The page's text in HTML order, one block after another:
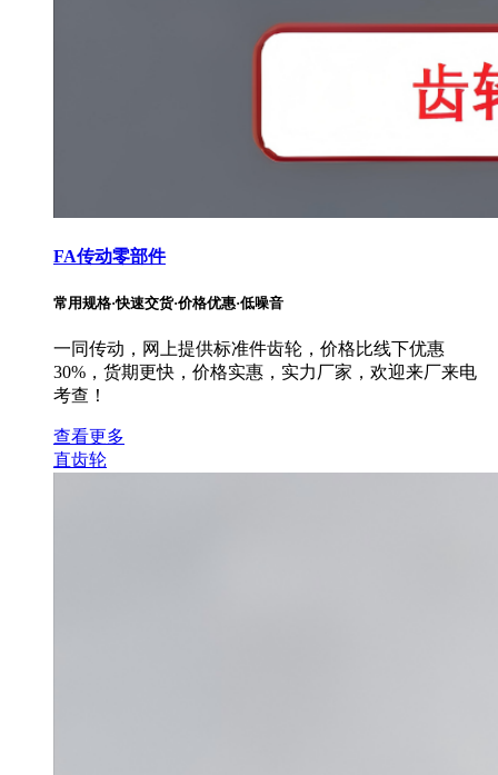
FA传动零部件
常用规格·快速交货·价格优惠·低噪音
一同传动，网上提供标准件齿轮，价格比线下优惠
30%，货期更快，价格实惠，实力厂家，欢迎来厂来电
考查！
查看更多
直齿轮